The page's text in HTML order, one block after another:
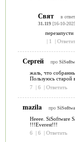
Свят в ответ
31.119[16-10-
| 1 |
Сергей про
жаль, что
Пользуюсь старой
7
| 6 | Ответить
mazila про
Нееее. SiSoftware
!!!Everest!!!
6
| 6 | Ответить